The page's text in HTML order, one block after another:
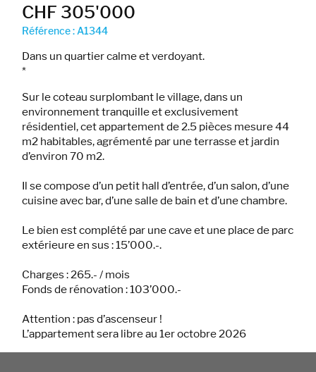
CHF 305'000
Référence : A1344
Dans un quartier calme et verdoyant.
*
Sur le coteau surplombant le village, dans un
environnement tranquille et exclusivement
résidentiel, cet appartement de 2.5 pièces mesure 44
m2 habitables, agrémenté par une terrasse et jardin
d’environ 70 m2.
Il se compose d’un petit hall d’entrée, d’un salon, d’une
cuisine avec bar, d’une salle de bain et d’une chambre.
Le bien est complété par une cave et une place de parc
extérieure en sus : 15’000.-.
Charges : 265.- / mois
Fonds de rénovation : 103’000.-
Attention : pas d’ascenseur !
L’appartement sera libre au 1er octobre 2026